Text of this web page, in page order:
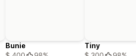
Bunie
Tiny